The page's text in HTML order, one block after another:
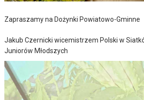
Zapraszamy na Dożynki Powiatowo-Gminne
Jakub Czernicki wicemistrzem Polski w
Juniorów Młodszych